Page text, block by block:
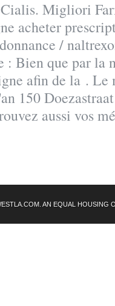
Migliori
acheter
/
: Bien que par la
afin de la . Le
150
aussi vos
AN EQUAL HOUSING